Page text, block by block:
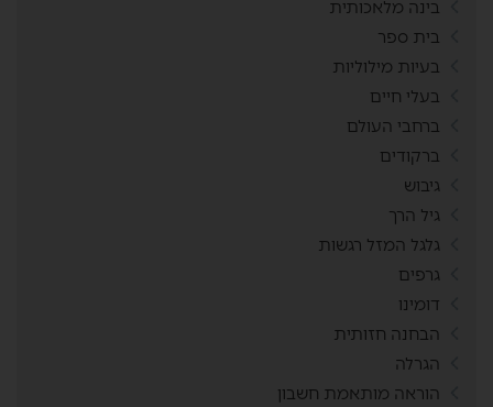
בינה מלאכותית
בית ספר
בעיות מילוליות
בעלי חיים
ברחבי העולם
ברקודים
גיבוש
גיל הרך
גלגל המזל רגשות
גרפים
דומינו
הבחנה חזותית
הגרלה
הוראה מותאמת חשבון